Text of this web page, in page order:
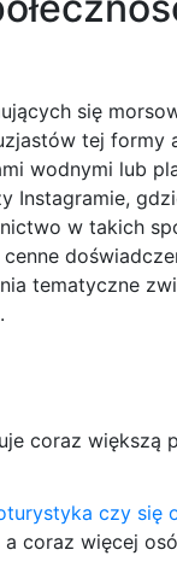
się
tej formy
wodnymi lub
w takich
tematyczne
coraz
czy się
coraz więcej